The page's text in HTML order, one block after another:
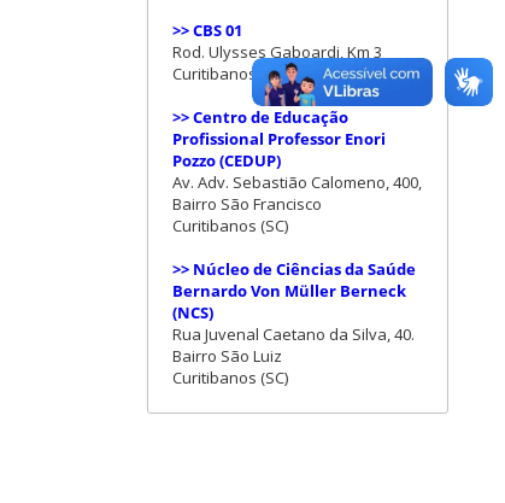
>> CBS 01
Rod. Ulysses Gaboardi, Km 3
Curitibanos (SC)
>> Centro de Educação
Profissional Professor Enori
Pozzo (CEDUP)
Av. Adv. Sebastião Calomeno, 400,
Bairro São Francisco
Curitibanos (SC)
>> Núcleo de Ciências da Saúde
Bernardo Von Müller Berneck
(NCS)
Rua Juvenal Caetano da Silva, 40.
Bairro São Luiz
Curitibanos (SC)